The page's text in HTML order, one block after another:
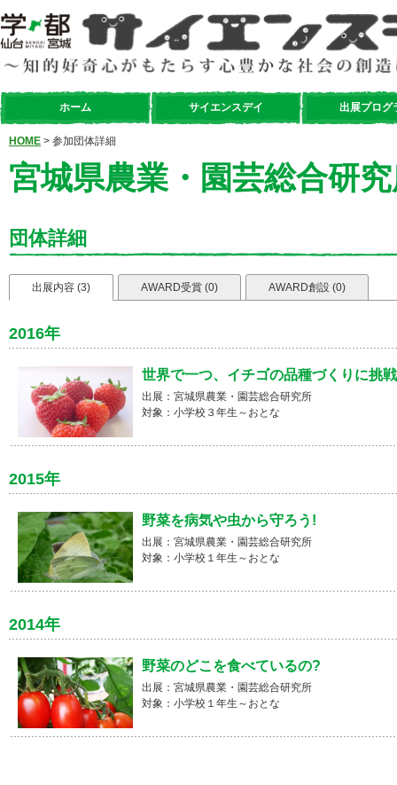
ホーム サイエンスデイ 出展プログ
HOME > 参加団体詳細
宮城県農業・園芸総合研
団体詳細
出展内容 (3) AWARD受賞 (0) AWARD創設 (0)
2016年
世界で一つ、イチゴの品種づくりに挑
出展：宮城県農業・園芸総合研究所
対象：小学校３年生～おとな
2015年
野菜を病気や虫から守ろう!
出展：宮城県農業・園芸総合研究所
対象：小学校１年生～おとな
2014年
野菜のどこを食べているの?
出展：宮城県農業・園芸総合研究所
対象：小学校１年生～おとな